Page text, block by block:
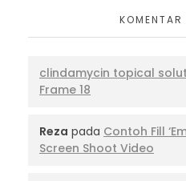
KOMENTAR
clindamycin topical
Frame 18
Reza pada Contoh Fill
Screen Shoot Video